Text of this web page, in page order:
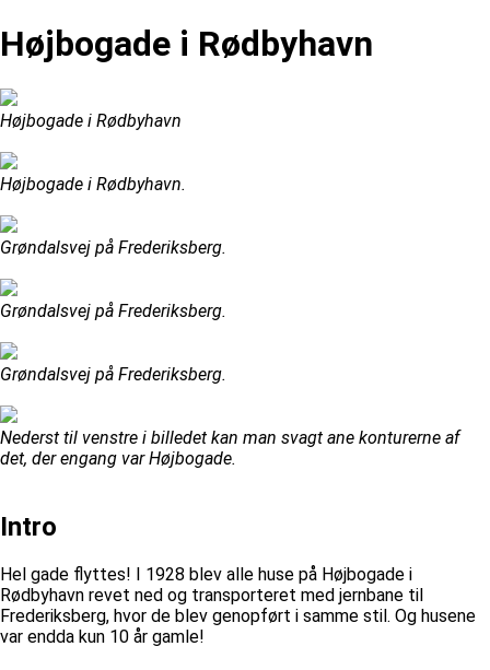
Højbogade i Rødbyhavn
Højbogade i Rødbyhavn
Højbogade i Rødbyhavn.
Grøndalsvej på Frederiksberg.
Grøndalsvej på Frederiksberg.
Grøndalsvej på Frederiksberg.
Nederst til venstre i billedet kan man svagt ane konturerne af
det, der engang var Højbogade.
Intro
Hel gade flyttes! I 1928 blev alle huse på Højbogade i
Rødbyhavn revet ned og transporteret med jernbane til
Frederiksberg, hvor de blev genopført i samme stil. Og husene
var endda kun 10 år gamle!